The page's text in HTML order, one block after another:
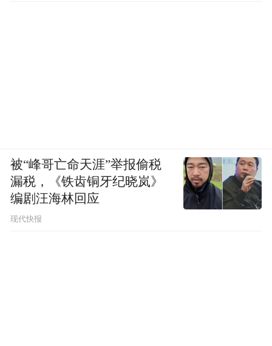
被“峰哥亡命天涯”举报偷税
漏税，《铁齿铜牙纪晓岚》
编剧汪海林回应
现代快报